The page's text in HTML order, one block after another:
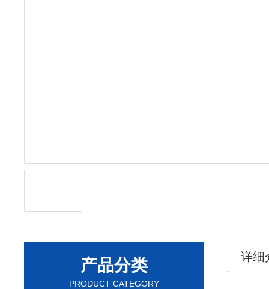
产品分类
PRODUCT CATEGORY
详细